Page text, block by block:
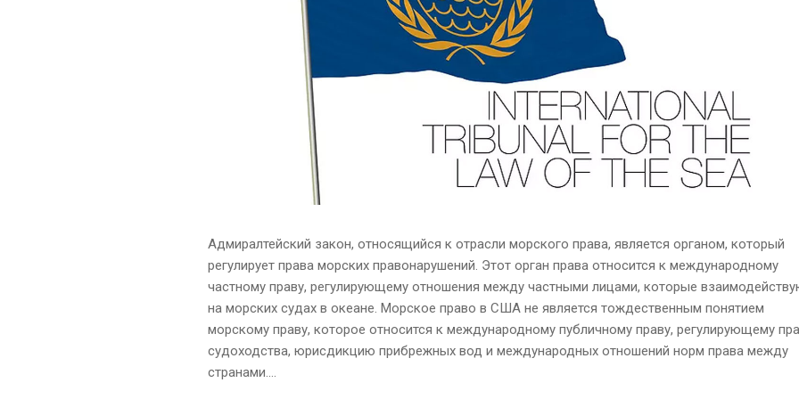
Адмиралтейский закон, относящийся к отрасли морского права, является органом, который
регулирует права морских правонарушений. Этот орган права относится к международному
частному праву, регулирующему отношения между частными лицами, которые
на морских судах в океане. Морское право в США не является тождественным понятием
морскому праву, которое относится к международному публичному праву, регулирующему
судоходства, юрисдикцию прибрежных вод и международных отношений норм права между
странами....